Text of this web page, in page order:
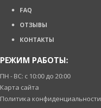
FAQ
ОТЗЫВЫ
КОНТАКТЫ
РЕЖИМ РАБОТЫ:
ПН - ВС: с 10:00 до 20:00
Карта сайта
Политика конфиденциальности